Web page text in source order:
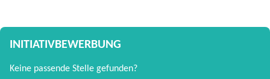
INITIATIVBEWERBUNG
Keine passende Stelle gefunden?